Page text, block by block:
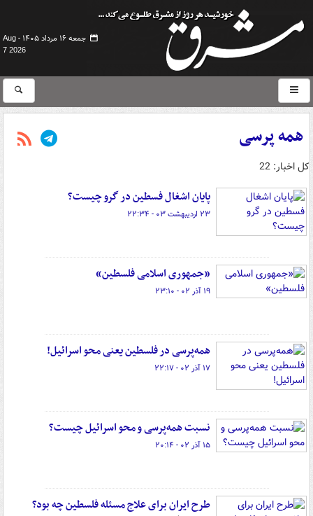
جمعه ۱۶ مرداد ۱۴۰۵ -
Aug
7 2026
همه پرسی
کل اخبار: 22
پایان اشغال فسطین در گرو چیست؟
۲۳ اردیبهشت ۰۳ - ۲۲:۳۴
«جمهوری اسلامی فلسطین»
۱۹ آذر ۰۲ - ۲۳:۱۰
همه‌پرسی در فلسطین یعنی محو اسرائیل!
۱۷ آذر ۰۲ - ۲۲:۱۷
نسبت همه‌پرسی و محو اسرائیل چیست؟
۱۵ آذر ۰۲ - ۲۰:۱۴
طرح ایران برای علاج مسئله فلسطین چه بود؟